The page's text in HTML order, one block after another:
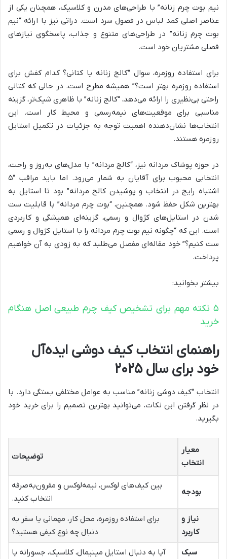
نیم بوت چرم زنانه” با طراحی‌های مدرن و کلاسیک، همچنان یکی از
عناصر اصلی کمد لباس در فصول سرد است. دراتی نیز با ارائه “نیم
بوت چرم زنانه” در طراحی‌های متنوع و جذاب، پاسخگوی نیازهای
فصلی مشتریان خود است.
برای استفاده روزمره، سوال “کالج زنانه یا کتانی؟ کدام کفش برای
استفاده روزمره بهتر است؟” همیشه مطرح است. در حالی که کتانی
راحتی بی‌نظیری را ارائه می‌دهد، “کالج زنانه” با ظاهری شیک‌تر، گزینه
مناسبی برای موقعیت‌های نیمه‌رسمی و محیط کار است. این
انتخاب‌ها نشان‌دهنده اهمیت توجه به جزئیات در تکمیل استایل
روزمره هستند.
در حوزه پوشاک مردانه نیز، “کالج مردانه” با مدل‌های به‌روز و راحت،
انتخابی محبوب برای آقایان به شمار می‌رود. اما باید مراقب “۵
اشتباه رایج در انتخاب و پوشیدن کالج مردانه” بود تا استایل به
بهترین شکل حفظ شود. همچنین، “بوت چرم مردانه” با قابلیت ست
شدن در استایل‌های کژوال و رسمی، گزینه‌ای همیشگی و کاربردی
است. این که “چگونه نیم بوت چرم مردانه را با استایل کژوال و رسمی
ست کنیم؟” خود مقاله‌ای مفصل می‌طلبد که به زودی به آن خواهیم
پرداخت.
بیشتر بخوانید:
۵ نکته مهم برای تشخیص کیف چرم طبیعی اصل هنگام
خرید
راهنمای انتخاب کیف دوشی ایده‌آل
خود برای سال ۲۰۲۵
انتخاب “کیف دوشی زنانه” مناسب به عوامل مختلفی بستگی دارد. با
در نظر گرفتن این نکات، می‌توانید بهترین تصمیم را برای خرید خود
بگیرید.
معیار
انتخاب
توضیحات
بودجه
بین کیف‌های لوکس، نیمه‌لوکس و مقرون‌به‌صرفه
انتخاب کنید.
نیاز و
کاربرد
برای استفاده روزمره، محل کار، مهمانی یا سفر به
دنبال چه نوع کیفی هستید؟
سبک
آیا به دنبال استایل مینیمال، کلاسیک، جسورانه یا